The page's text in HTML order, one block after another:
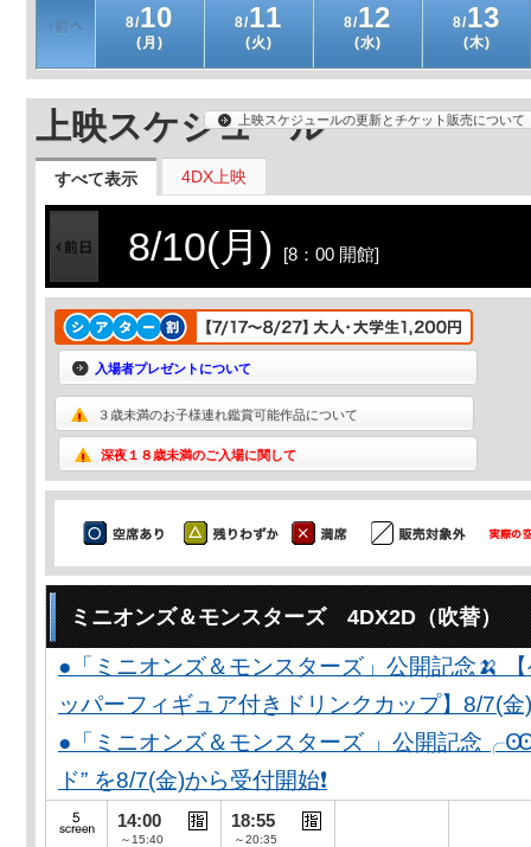
8/10
(月)
8/11
(火)
8/12
(水)
8/13
(木)
上映スケジュール
すべて表示 4DX上映
上映スケジュールの更新とチケット販売について
8/10(月) [8：00 開館]
入場者プレゼントについて
３歳未満のお子様連れ鑑賞可能作品について
深夜１８歳未満のご入場に関して
ミニオンズ＆モンスターズ 4DX2D（吹替）
●「ミニオンズ＆モンスターズ」公開記念🍌
ッパーフィギュア付きドリンクカップ】8/7(金
●「ミニオンズ＆モンスターズ 」公開記念
ド” を8/7(金)から受付開始❗️
14:00
～15:40
18:55
～20:35